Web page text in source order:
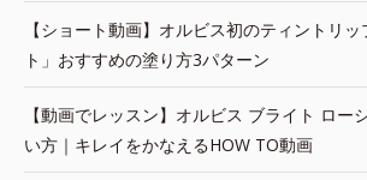
【ショート動画】オルビス初のティントリ
ト」おすすめの塗り方3パターン
【動画でレッスン】オルビス ブライト ロー
い方｜キレイをかなえるHOW TO動画